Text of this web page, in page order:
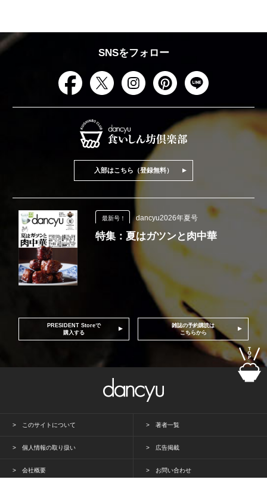
SNSをフォロー
入部はこちら（登録無料）
最新号！ dancyu2026年夏号
特集：夏はガツンと肉中華
PRESIDENT Storeで
購入する
雑誌の予約購読は
こちらから
このサイトについて 著者一覧
個人情報の取り扱い 広告掲載
会社概要 お問い合わせ